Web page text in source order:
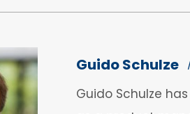
Guido Schulze
Guido Schulze